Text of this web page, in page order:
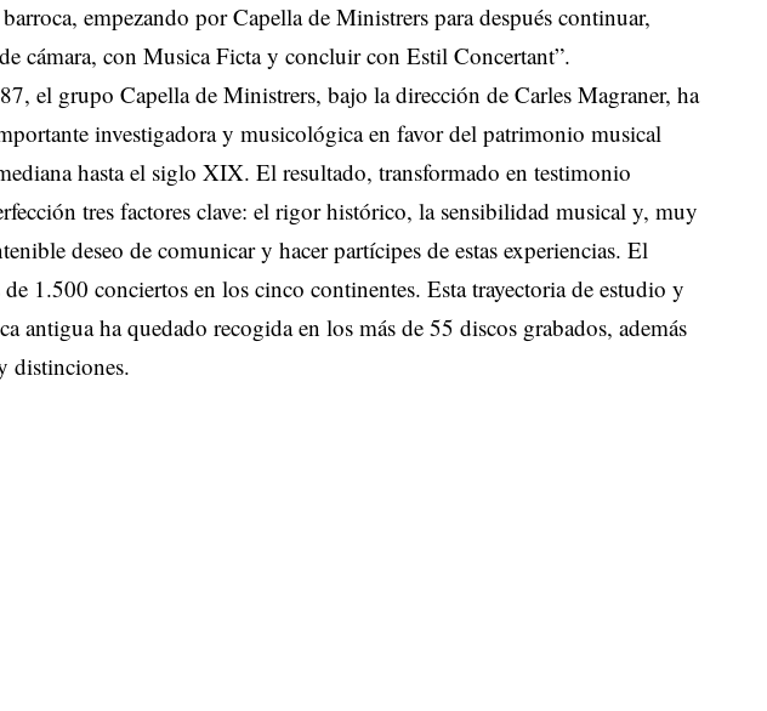
empezando por Capella de Ministrers para después continuar,
cámara, con Musica Ficta y concluir con Estil Concertant”.
el grupo Capella de Ministrers, bajo la dirección de Carles Magraner, ha
investigadora y musicológica en favor del patrimonio musical
hasta el siglo XIX. El resultado, transformado en testimonio
tres factores clave: el rigor histórico, la sensibilidad musical y, muy
deseo de comunicar y hacer partícipes de estas experiencias. El
de 1.500 conciertos en los cinco continentes. Esta trayectoria de estudio y
antigua ha quedado recogida en los más de 55 discos grabados, además
distinciones.